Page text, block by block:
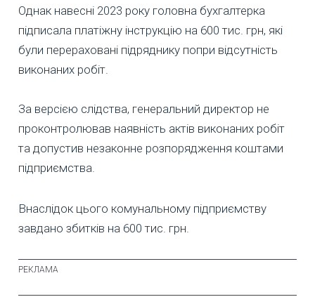
Однак навесні 2023 року головна бухгалтерка
підписала платіжну інструкцію на 600 тис. грн, які
були перераховані підряднику попри відсутність
виконаних робіт.
За версією слідства, генеральний директор не
проконтролював наявність актів виконаних робіт
та допустив незаконне розпорядження коштами
підприємства.
Внаслідок цього комунальному підприємству
завдано збитків на 600 тис. грн.